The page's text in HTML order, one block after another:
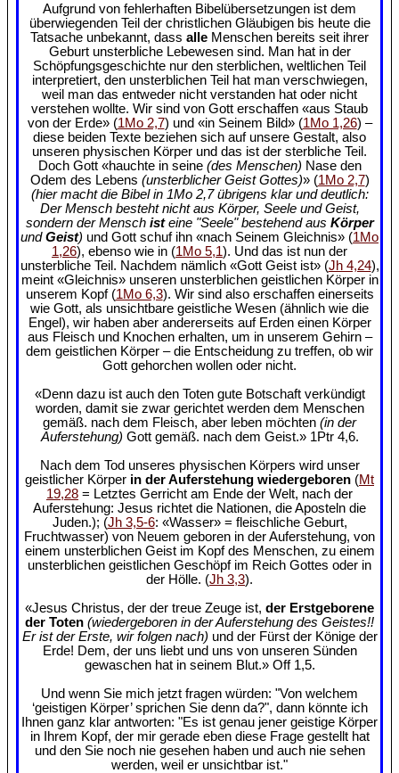
Aufgrund von fehlerhaften Bibelübersetzungen ist dem
überwiegenden Teil der christlichen Gläubigen bis heute die
Tatsache unbekannt, dass alle Menschen bereits seit ihrer
Geburt unsterbliche Lebewesen sind. Man hat in der
Schöpfungsgeschichte nur den sterblichen, weltlichen Teil
interpretiert, den unsterblichen Teil hat man verschwiegen,
weil man das entweder nicht verstanden hat oder nicht
verstehen wollte. Wir sind von Gott erschaffen «aus Staub
von der Erde» (1Mo 2,7) und «in Seinem Bild» (1Mo 1,26) –
diese beiden Texte beziehen sich auf unsere Gestalt, also
unseren physischen Körper und das ist der sterbliche Teil.
Doch Gott «hauchte in seine (des Menschen) Nase den
Odem des Lebens (unsterblicher Geist Gottes)» (1Mo 2,7)
(hier macht die Bibel in 1Mo 2,7 übrigens klar und deutlich:
Der Mensch besteht nicht aus Körper, Seele und Geist,
sondern der Mensch isteine "Seele" bestehend aus Körper
undGeist) und Gott schuf ihn «nach Seinem Gleichnis» (1Mo
1,26), ebenso wie in (1Mo 5,1). Und das ist nun der
unsterbliche Teil. Nachdem nämlich «Gott Geist ist» (Jh 4,24),
meint «Gleichnis» unseren unsterblichen geistlichen Körper in
unserem Kopf (1Mo 6,3). Wir sind also erschaffen einerseits
wie Gott, als unsichtbare geistliche Wesen (ähnlich wie die
Engel), wir haben aber andererseits auf Erden einen Körper
aus Fleisch und Knochen erhalten, um in unserem Gehirn –
dem geistlichen Körper – die Entscheidung zu treffen, ob wir
Gott gehorchen wollen oder nicht.
«Denn dazu ist auch den Toten gute Botschaft verkündigt
worden, damit sie zwar gerichtet werden dem Menschen
gemäß. nach dem Fleisch, aber leben möchten (in der
Auferstehung) Gott gemäß. nach dem Geist.» 1Ptr 4,6.
Nach dem Tod unseres physischen Körpers wird unser
geistlicher Körper in der Auferstehung wiedergeboren (Mt
19,28 = Letztes Gerricht am Ende der Welt, nach der
Auferstehung: Jesus richtet die Nationen, die Aposteln die
Juden.); (Jh 3,5-6: «Wasser» = fleischliche Geburt,
Fruchtwasser) von Neuem geboren in der Auferstehung, von
einem unsterblichen Geist im Kopf des Menschen, zu einem
unsterblichen geistlichen Geschöpf im Reich Gottes oder in
der Hölle. (Jh 3,3).
«Jesus Christus, der der treue Zeuge ist, der Erstgeborene
der Toten (wiedergeboren in der Auferstehung des Geistes!!
Er ist der Erste, wir folgen nach) und der Fürst der Könige der
Erde! Dem, der uns liebt und uns von unseren Sünden
gewaschen hat in seinem Blut.» Off 1,5.
Und wenn Sie mich jetzt fragen würden: "Von welchem
‘geistigen Körper’ sprichen Sie denn da?", dann könnte ich
Ihnen ganz klar antworten: "Es ist genau jener geistige Körper
in Ihrem Kopf, der mir gerade eben diese Frage gestellt hat
und den Sie noch nie gesehen haben und auch nie sehen
werden, weil er unsichtbar ist."